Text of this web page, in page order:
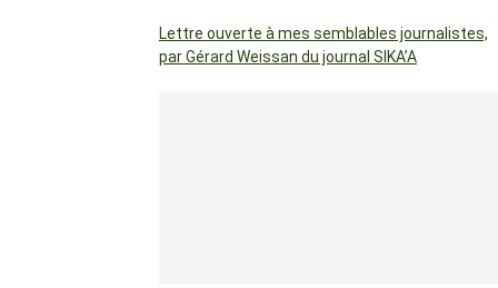
Lettre ouverte à mes semblables journalistes,
par Gérard Weissan du journal SIKA’A